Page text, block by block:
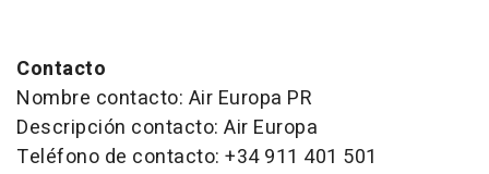
Contacto
Nombre contacto: Air Europa PR
Descripción contacto: Air Europa
Teléfono de contacto: +34 911 401 501